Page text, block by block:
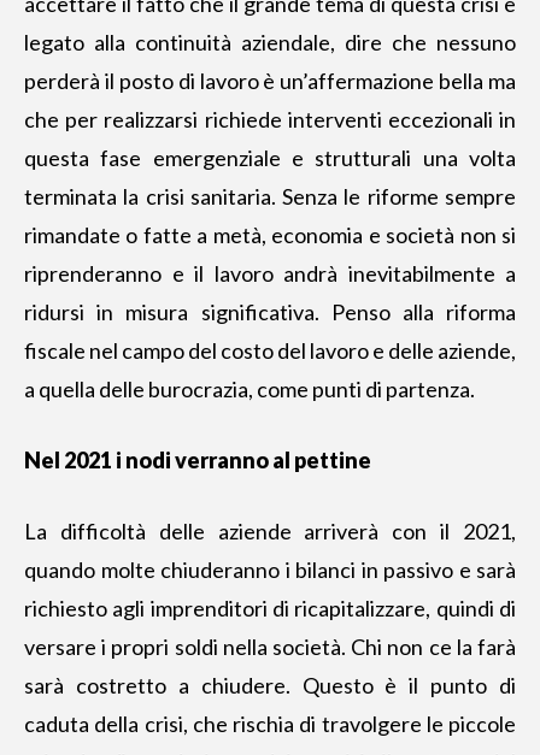
legato alla continuità aziendale, dire che nessuno
perderà il posto di lavoro è un’affermazione bella ma
che per realizzarsi richiede interventi eccezionali in
questa fase emergenziale e strutturali una volta
terminata la crisi sanitaria. Senza le riforme sempre
rimandate o fatte a metà, economia e società non si
riprenderanno e il lavoro andrà inevitabilmente a
ridursi in misura significativa. Penso alla riforma
fiscale nel campo del costo del lavoro e delle aziende,
a quella delle burocrazia, come punti di partenza.
Nel 2021 i nodi verranno al pettine
La difficoltà delle aziende arriverà con il 2021,
quando molte chiuderanno i bilanci in passivo e sarà
richiesto agli imprenditori di ricapitalizzare, quindi di
versare i propri soldi nella società. Chi non ce la farà
sarà costretto a chiudere. Questo è il punto di
caduta della crisi, che rischia di travolgere le piccole